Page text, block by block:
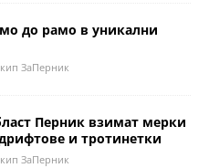
до рамо в уникални
ЗаПерник
Перник взимат мерки
и тротинетки
ЗаПерник